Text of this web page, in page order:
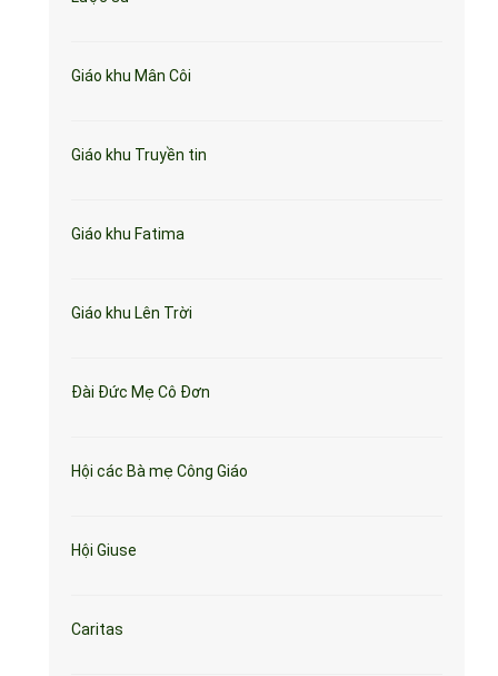
Giáo khu Mân Côi
Giáo khu Truyền tin
Giáo khu Fatima
Giáo khu Lên Trời
Đài Đức Mẹ Cô Đơn
Hội các Bà mẹ Công Giáo
Hội Giuse
Caritas